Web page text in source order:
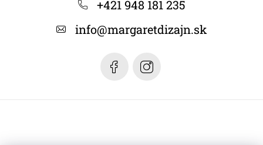
+421 948 181 235
info@margaretdizajn.sk